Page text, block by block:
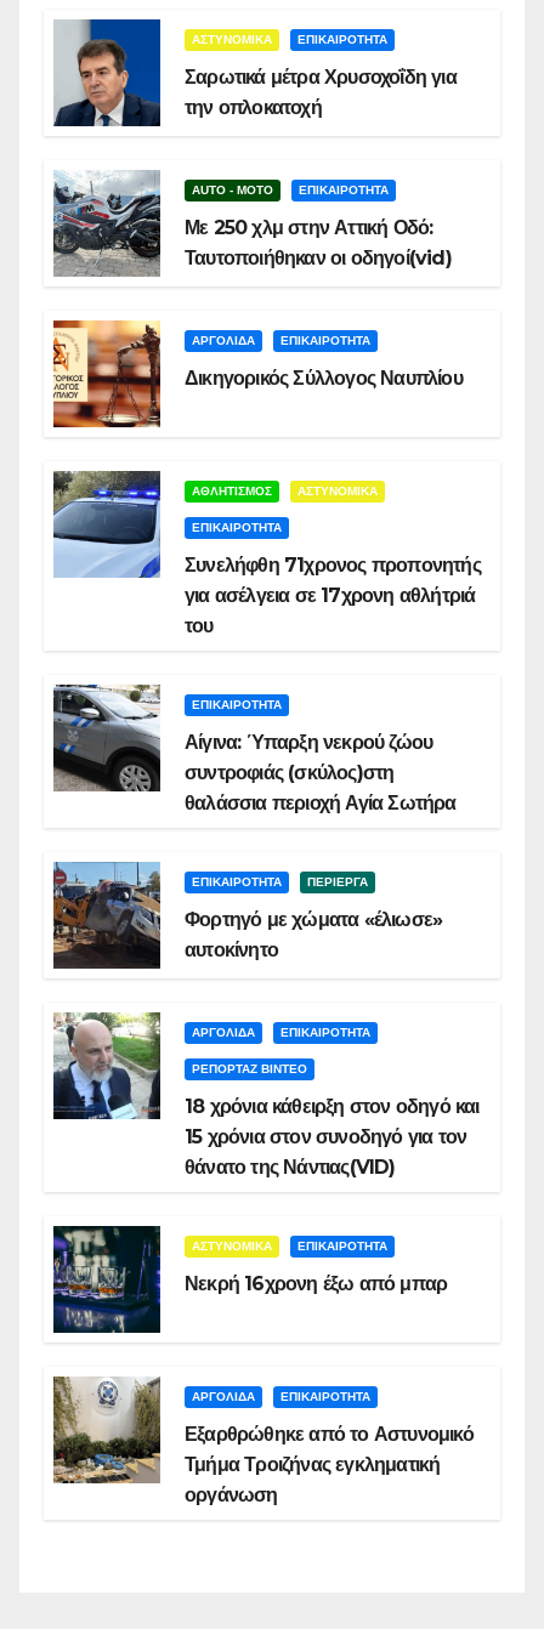
ΑΣΤΥΝΟΜΙΚΑ ΕΠΙΚΑΙΡΟΤΗΤΑ
Σαρωτικά μέτρα Χρυσοχοΐδη για
την οπλοκατοχή
AUTO - MOTO ΕΠΙΚΑΙΡΟΤΗΤΑ
Με 250 χλμ στην Αττική Οδό:
Ταυτοποιήθηκαν οι οδηγοί(vid)
ΑΡΓΟΛΙΔΑ ΕΠΙΚΑΙΡΟΤΗΤΑ
Δικηγορικός Σύλλογος Ναυπλίου
ΑΘΛΗΤΙΣΜΟΣ ΑΣΤΥΝΟΜΙΚΑ
ΕΠΙΚΑΙΡΟΤΗΤΑ
Συνελήφθη 71χρονος προπονητής
για ασέλγεια σε 17χρονη αθλήτριά
του
ΕΠΙΚΑΙΡΟΤΗΤΑ
Αίγινα: Ύπαρξη νεκρού ζώου
συντροφιάς (σκύλος)στη
θαλάσσια περιοχή Αγία Σωτήρα
ΕΠΙΚΑΙΡΟΤΗΤΑ ΠΕΡΙΕΡΓΑ
Φορτηγό με χώματα «έλιωσε»
αυτοκίνητο
ΑΡΓΟΛΙΔΑ ΕΠΙΚΑΙΡΟΤΗΤΑ
ΡΕΠΟΡΤΑΖ ΒΙΝΤΕΟ
18 χρόνια κάθειρξη στον οδηγό και
15 χρόνια στον συνοδηγό για τον
θάνατο της Νάντιας(VID)
ΑΣΤΥΝΟΜΙΚΑ ΕΠΙΚΑΙΡΟΤΗΤΑ
Νεκρή 16χρονη έξω από μπαρ
ΑΡΓΟΛΙΔΑ ΕΠΙΚΑΙΡΟΤΗΤΑ
Εξαρθρώθηκε από το Αστυνομικό
Τμήμα Τροιζήνας εγκληματική
οργάνωση